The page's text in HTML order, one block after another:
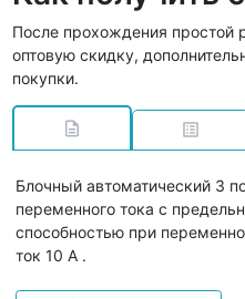
После прохождения простой
оптовую скидку,
покупки.
Блочный автоматический 3
переменного тока с
способностью при
ток 10 А .